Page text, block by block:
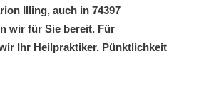
Illing, auch in 74397
wir für Sie bereit. Für
Ihr Heilpraktiker. Pünktlichkeit